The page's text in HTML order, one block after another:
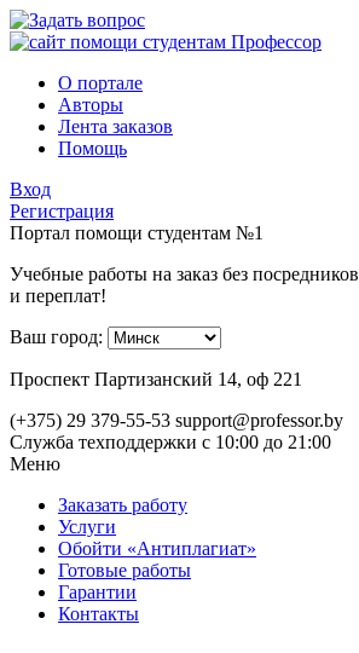
О портале
Авторы
Лента заказов
Помощь
Вход
Регистрация
Портал помощи студентам №1
Учебные работы на заказ без посредников
и переплат!
Ваш город:
Проспект Партизанский 14, оф 221
(+375) 29 379-55-53 support@professor.by
Служба техподдержки с 10:00 до 21:00
Меню
Заказать работу
Услуги
Обойти «Антиплагиат»
Готовые работы
Гарантии
Контакты